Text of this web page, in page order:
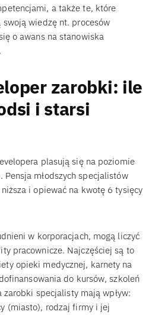
a także te, które
wiedzę nt. procesów
o awans na stanowiska
zarobki: ile
i starsi
plasują się na poziomie
. Pensja młodszych specjalistów
i opiewać na kwotę 6 tysięcy
w korporacjach, mogą liczyć
pracownicze. Najczęściej są to
opieki medycznej, karnety na
do kursów, szkoleń
specjalisty mają wpływ:
(miasto), rodzaj firmy i jej